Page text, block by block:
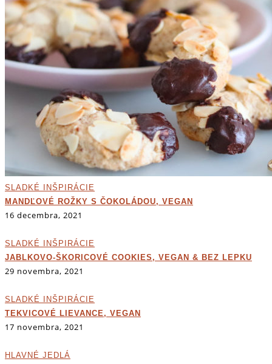
SLADKÉ INŠPIRÁCIE
MANDĽOVÉ ROŽKY S ČOKOLÁDOU, VEGAN
16 decembra, 2021
SLADKÉ INŠPIRÁCIE
JABLKOVO-ŠKORICOVÉ COOKIES, VEGAN & BEZ LEPKU
29 novembra, 2021
SLADKÉ INŠPIRÁCIE
TEKVICOVÉ LIEVANCE, VEGAN
17 novembra, 2021
HLAVNÉ JEDLÁ